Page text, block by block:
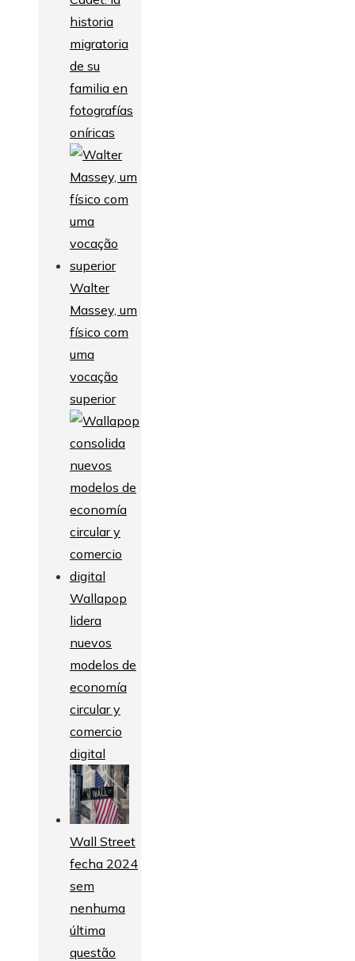
historia
migratoria
de su
familia en
fotografías
oníricas
Walter
Massey, um
físico com
uma
vocação
superior
Wallapop
lidera
nuevos
modelos de
economía
circular y
comercio
digital
Wall Street
fecha 2024
sem
nenhuma
última
questão